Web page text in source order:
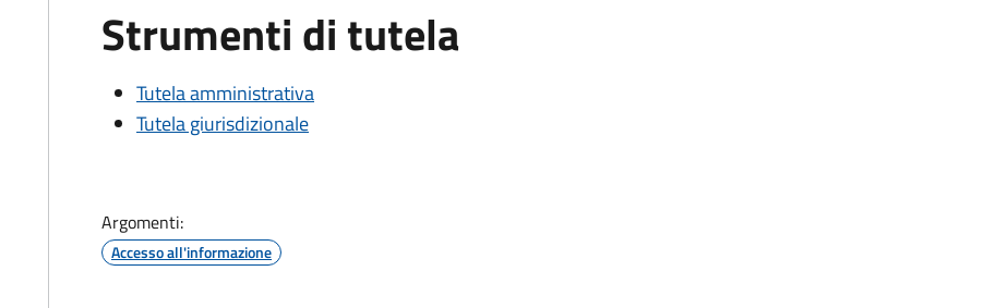
Strumenti di tutela
Tutela amministrativa
Tutela giurisdizionale
Argomenti:
Accesso all'informazione